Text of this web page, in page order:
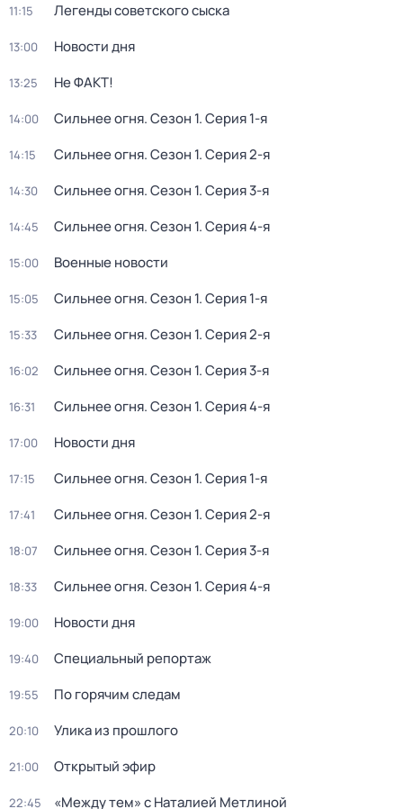
11:15 Легенды советского сыска
13:00 Новости дня
13:25 Не ФАКТ!
14:00 Сильнее огня. Сезон 1. Серия 1-я
14:15 Сильнее огня. Сезон 1. Серия 2-я
14:30 Сильнее огня. Сезон 1. Серия 3-я
14:45 Сильнее огня. Сезон 1. Серия 4-я
15:00 Военные новости
15:05 Сильнее огня. Сезон 1. Серия 1-я
15:33 Сильнее огня. Сезон 1. Серия 2-я
16:02 Сильнее огня. Сезон 1. Серия 3-я
16:31 Сильнее огня. Сезон 1. Серия 4-я
17:00 Новости дня
17:15 Сильнее огня. Сезон 1. Серия 1-я
17:41 Сильнее огня. Сезон 1. Серия 2-я
18:07 Сильнее огня. Сезон 1. Серия 3-я
18:33 Сильнее огня. Сезон 1. Серия 4-я
19:00 Новости дня
19:40 Специальный репортаж
19:55 По горячим следам
20:10 Улика из прошлого
21:00 Открытый эфир
22:45 «Между тем» с Наталией Метлиной